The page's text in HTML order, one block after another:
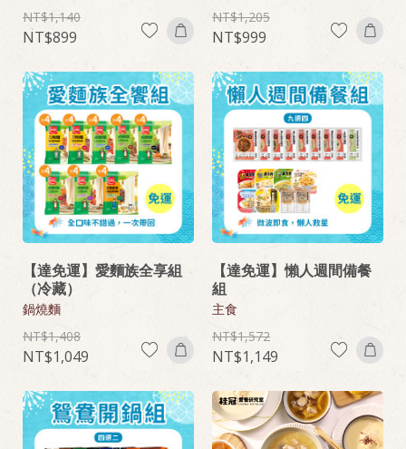
1,140
899
1,205
999
【達免運】愛麵族全享組
（冷藏）
鍋燒麵
1,408
1,049
【達免運】懶人週間備餐
組
主食
1,572
1,149